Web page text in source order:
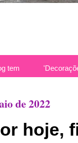
tem
de 2022
hoje,